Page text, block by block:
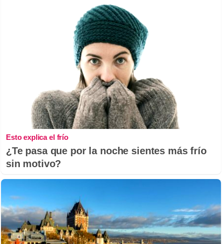
Esto explica el frío
¿Te pasa que por la noche sientes más frío
sin motivo?